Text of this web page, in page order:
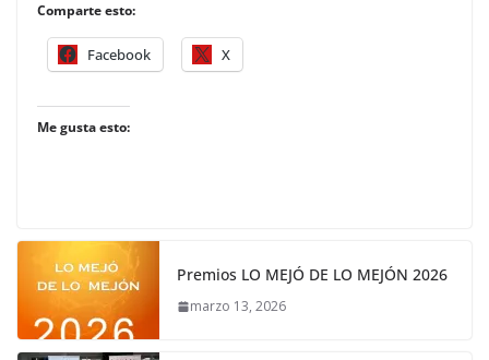
Comparte esto:
Facebook X
Me gusta esto:
Premios LO MEJÓ DE LO MEJÓN 2026
marzo 13, 2026